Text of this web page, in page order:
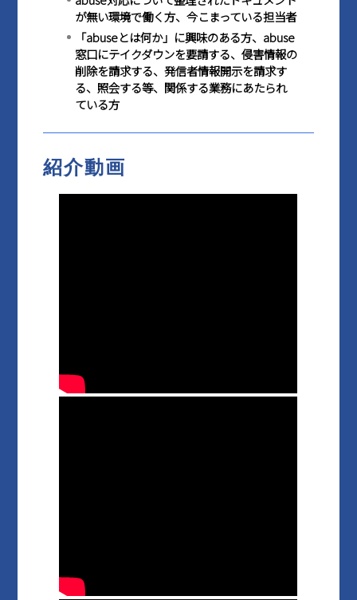
が無い環境で働く方、今こまっている担当者
「abuseとは何か」に興味のある方、abuse
窓口にテイクダウンを要請する、侵害情報の
削除を請求する、発信者情報開示を請求す
る、照会する等、関係する業務にあたられ
ている方
紹介動画